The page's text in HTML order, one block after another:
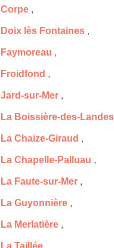
Corpe ,
Doix lès Fontaines ,
Faymoreau ,
Froidfond ,
Jard-sur-Mer ,
La Boissière-des-Landes
La Chaize-Giraud ,
La Chapelle-Palluau ,
La Faute-sur-Mer ,
La Guyonnière ,
La Merlatière ,
La Taillée